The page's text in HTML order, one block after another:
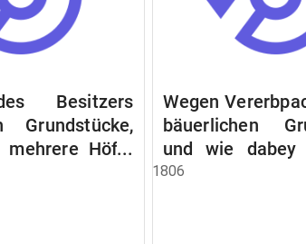
Besitzers
Grundstücke,
Höfe.
wegen der
Wegen
bäuerlichen
und wie dabey
werden soll
1806